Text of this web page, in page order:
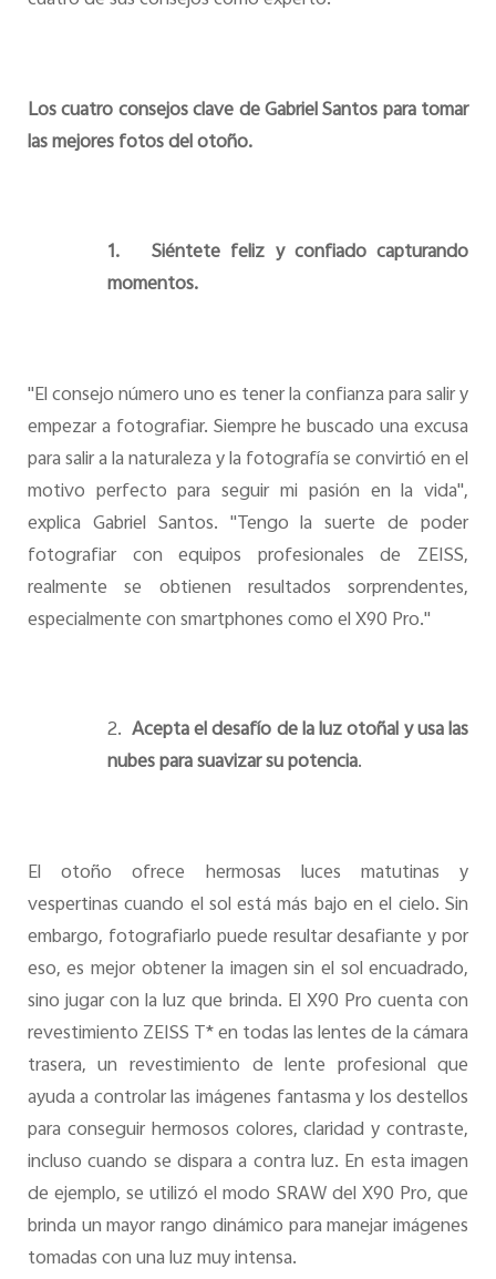
Los cuatro consejos clave de Gabriel Santos para tomar
las mejores fotos del otoño.
1.
Siéntete feliz y confiado capturando
momentos.
"El consejo número uno es tener la confianza para salir y
empezar a fotografiar. Siempre he buscado una excusa
para salir a la naturaleza y la fotografía se convirtió en el
motivo perfecto para seguir mi pasión en la vida",
explica Gabriel Santos. "Tengo la suerte de poder
fotografiar con equipos profesionales de ZEISS,
realmente se obtienen resultados sorprendentes,
especialmente con smartphones como el X90 Pro."
2. Acepta el desafío de la luz otoñal y usa las
nubes para suavizar su potencia.
El otoño ofrece hermosas luces matutinas y
vespertinas cuando el sol está más bajo en el cielo. Sin
embargo, fotografiarlo puede resultar desafiante y por
eso, es mejor obtener la imagen sin el sol encuadrado,
sino jugar con la luz que brinda. El X90 Pro cuenta con
revestimiento ZEISS T* en todas las lentes de la cámara
trasera, un revestimiento de lente profesional que
ayuda a controlar las imágenes fantasma y los destellos
para conseguir hermosos colores, claridad y contraste,
incluso cuando se dispara a contra luz. En esta imagen
de ejemplo, se utilizó el modo SRAW del X90 Pro, que
brinda un mayor rango dinámico para manejar imágenes
tomadas con una luz muy intensa.